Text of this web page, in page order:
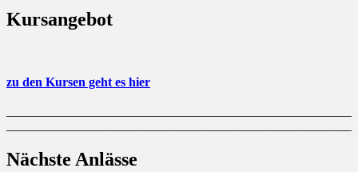
Kursangebot
zu den Kursen geht es hier
Nächste Anlässe